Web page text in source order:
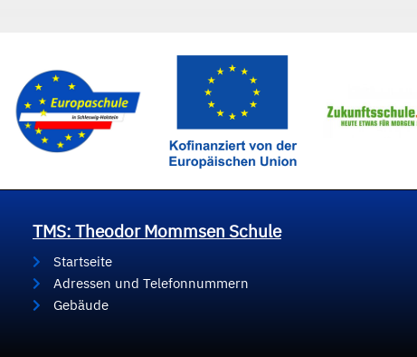
TMS: Theodor Mommsen Schule
Startseite
Adressen und Telefonnummern
Gebäude